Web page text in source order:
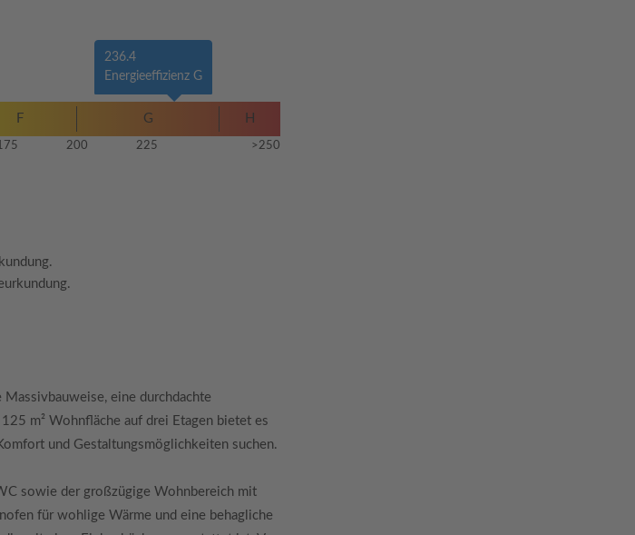
236.4
Energieeffizienz G
F G H
200 225 >250
eine durchdachte
m² Wohnfläche auf drei Etagen bietet es
und Gestaltungsmöglichkeiten suchen.
sowie der großzügige Wohnbereich mit
für wohlige Wärme und eine behagliche